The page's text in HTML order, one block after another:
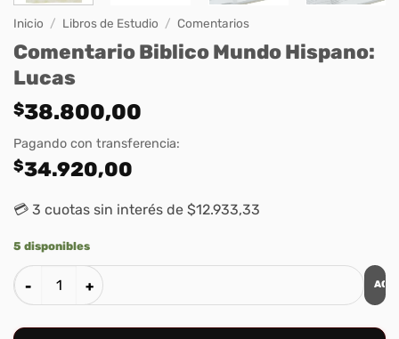
Inicio / Libros de Estudio / Comentarios
Comentario Biblico Mundo Hispano:
Lucas
$38.800,00
Pagando con transferencia:
$34.920,00
💳 3 cuotas sin interés de $12.933,33
5 disponibles
Comentario Biblico Mundo Hispano: Lucas cantidad